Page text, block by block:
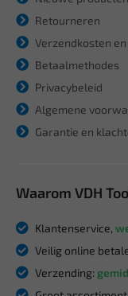
Retourneren
Verzendkosten
Betaalmethodes
Privacybeleid
Algemene
Garantie en
Waarom VDH
Klantenservice,
Veilig online
Verzending: